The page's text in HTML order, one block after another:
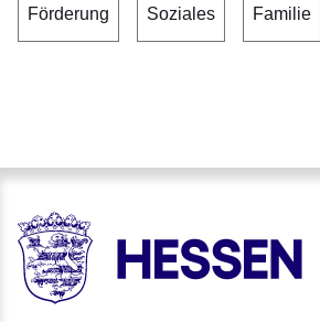
Förderung Soziales Familie
HESSEN - Hessische Landesregierung